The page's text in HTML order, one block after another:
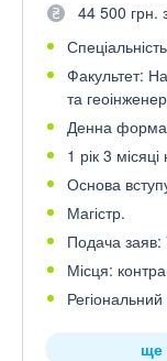
44 500 грн.
Факультет:
та
Денна форма
1 рік 3
Основа
Магістр.
Подача
Місця:
ще